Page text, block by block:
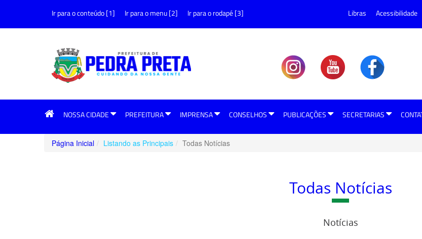
Ir para o conteúdo [1] Ir para o menu [2] Ir para o rodapé [3] Libras Acessibilidade
NOSSA CIDADE PREFEITURA IMPRENSA CONSELHOS PUBLICAÇÕES SECRETARIAS
Página Inicial Listando as Principais Todas Notícias
Todas Notícias
Notícias